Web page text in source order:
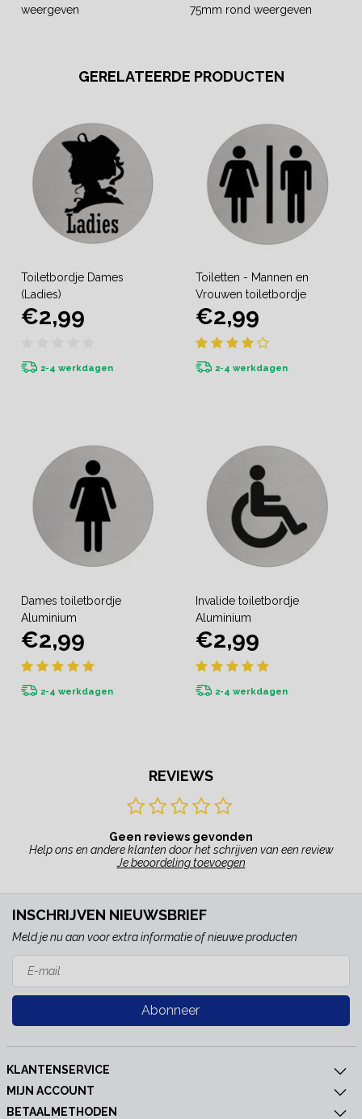
weergeven
75mm rond weergeven
GERELATEERDE PRODUCTEN
Toiletbordje Dames
(Ladies)
€2,99
2-4 werkdagen
Toiletten - Mannen en
Vrouwen toiletbordje
€2,99
2-4 werkdagen
Dames toiletbordje
Aluminium
€2,99
2-4 werkdagen
Invalide toiletbordje
Aluminium
€2,99
2-4 werkdagen
REVIEWS
Geen reviews gevonden
Help ons en andere klanten door het schrijven van een review
Je beoordeling toevoegen
INSCHRIJVEN NIEUWSBRIEF
Meld je nu aan voor extra informatie of nieuwe producten
Abonneer
KLANTENSERVICE
MIJN ACCOUNT
BETAALMETHODEN